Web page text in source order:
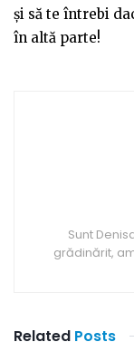
și să te întrebi
în altă parte!
Sunt
grădinărit,
Related Posts